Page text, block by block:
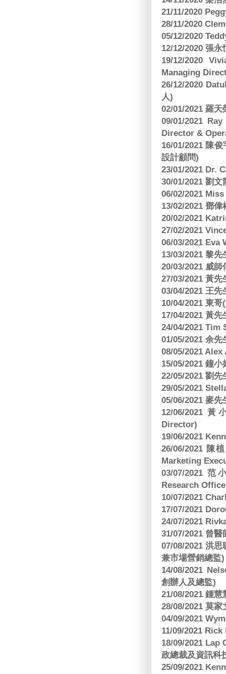
21/11/2020
28/11/2020
05/12/2020
12/12/2020 張
19/12/2020
Managing
26/12/2020
人)
02/01/2021 羅
09/01/2021
Director &
16/01/2021 陳
設計顧問)
23/01/2021 Dr.
30/01/2021 劉
06/02/2021
13/02/2021 鄧
20/02/2021
27/02/2021
06/03/2021 Eva
13/03/2021 黎
20/03/2021 威
27/03/2021 黃
03/04/2021 王
10/04/2021 東
17/04/2021 黃
24/04/2021 Tim
01/05/2021 余
08/05/2021
15/05/2021 鐘
22/05/2021 劉
29/05/2021
05/06/2021 麥
12/06/2021
Director)
19/06/2021
26/06/2021 陳
Marketing
03/07/2021 范
Research
10/07/2021
17/07/2021
24/07/2021
31/07/2021 曾
07/08/2021 洪
兼市場營銷總監)
14/08/2021
創辦人及總監)
21/08/2021 鍾
28/08/2021 莫
04/09/2021
11/09/2021
18/09/2021
政總裁及資訊科
25/09/2021